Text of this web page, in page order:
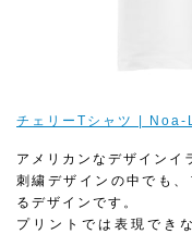
チェリーTシャツ | Noa-
アメリカンなデザインイ
刺繍デザインの中でも
るデザインです。
プリントでは表現でき